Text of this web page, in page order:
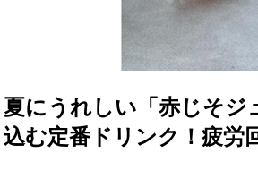
夏にうれしい「赤じそジ
込む定番ドリンク！疲労